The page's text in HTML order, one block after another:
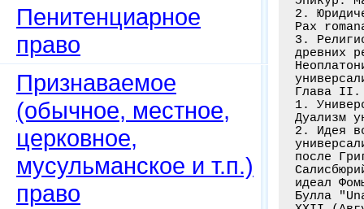
Пенитенциарное
право
Признаваемое
(обычное, местное,
церковное,
мусульманское и т.п.)
право